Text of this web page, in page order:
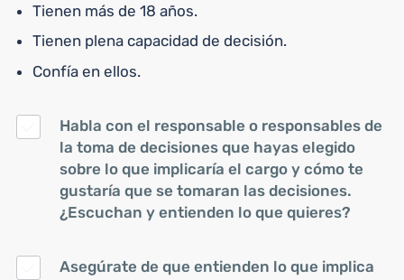
Tienen más de 18 años.
Tienen plena capacidad de decisión.
Confía en ellos.
Habla con el responsable o responsables de
la toma de decisiones que hayas elegido
sobre lo que implicaría el cargo y cómo te
gustaría que se tomaran las decisiones.
¿Escuchan y entienden lo que quieres?
Asegúrate de que entienden lo que implica